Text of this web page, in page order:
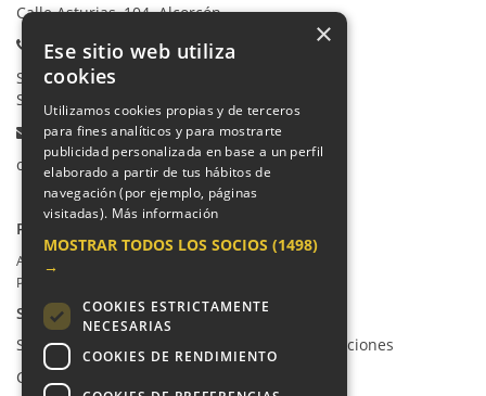
Calle Asturias, 104. Alcorcón
Teléfonos:
Secretaría Ppal:
Secretaría Infantil:
Email:
colegio@villalkor.com
PRIVACIDAD
Aviso legal / Política de privacidad
Política de cookies
SUGERENCIAS Y CANAL DE DENUNCIAS
Sugerencias, Quejas, Reclamaciones y Felicitaciones
Canal de denuncias
×
Ese sitio web utiliza
cookies
Utilizamos cookies propias y de terceros
para fines analíticos y para mostrarte
publicidad personalizada en base a un perfil
elaborado a partir de tus hábitos de
navegación (por ejemplo, páginas
visitadas). Más información
MOSTRAR TODOS LOS SOCIOS (1498)
→
COOKIES ESTRICTAMENTE
NECESARIAS
COOKIES DE RENDIMIENTO